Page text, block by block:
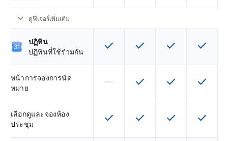
expand_more ดูฟีเจอร์เพิ่มเติม
ปฏิทิน
ปฏิทินที่ใช้ร่วมกัน
ฟีเจอร์นี้ใช้ได้กับ SKU
check ฟีเจอร์นี้ใช้ได้กับ SKU
check ฟีเจอร์นี้ใช้ได้กับ
check ฟีเจอร์นี้
check
หน้าการจองการนัด
หมาย
ฟีเจอร์นี้ใช้ไม่ได้กับ SKU นี้
horizontal_rule ฟีเจอร์นี้ใช้ได้กับ SKU
check ฟีเจอร์นี้ใช้ได้กับ
check ฟีเจอร์นี้
check
เลือกดูและจองห้อง
ประชุม
ฟีเจอร์นี้ใช้ได้กับ SKU
check ฟีเจอร์นี้ใช้ได้กับ SKU
check ฟีเจอร์นี้ใช้ได้กับ
check ฟีเจอร์นี้
check